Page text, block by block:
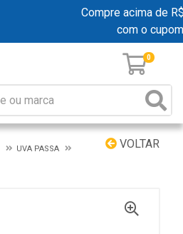
Compre acima de
com o
0
VOLTAR
UVA PASSA